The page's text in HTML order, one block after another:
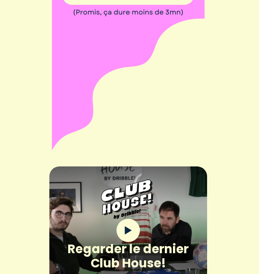
Regarder le dernier
Club House!